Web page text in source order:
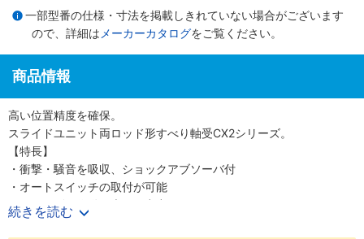
一部型番の仕様・寸法を掲載しきれていない場合がございます
ので、詳細は メーカーカタログをご覧ください。
商品情報
高い位置精度を確保。
スライドユニット両ロッド形すべり軸受CX2シリーズ。
【特長】
・衝撃・騒音を吸収、ショックアブソーバ付
・オートスイッチの取付が可能
・スムーズな作動と大きな出力
・取付固定はハウジング、プレート部のどちらでも可能
続きを読む